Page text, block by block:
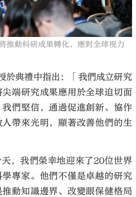
推動科研成果轉化，應對全球視力
於典禮中指出：「我們成立研究
端研究成果應用於全球迫切面
們堅信，通過促進創新、協作
帶來光明，顯著改善他們的生
，我們榮幸地迎來了20位世界
專家。他們不僅是卓越的研究
動知識邊界、改變眼保健格局